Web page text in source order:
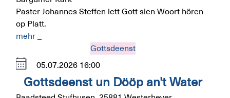
Paster Johannes Steffen lett Gott sien Woort hören
op Platt.
mehr _
Gottsdeenst
05.07.2026 16:00
Gottsdeenst un Dööp an't Water